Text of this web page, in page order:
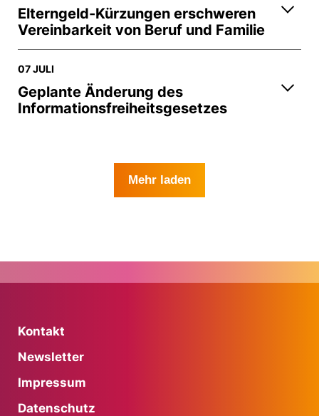
Elterngeld-Kürzungen erschweren
Vereinbarkeit von Beruf und Familie
07 JULI
Geplante Änderung des
Informationsfreiheitsgesetzes
Mehr laden
Kontakt
Newsletter
Impressum
Datenschutz